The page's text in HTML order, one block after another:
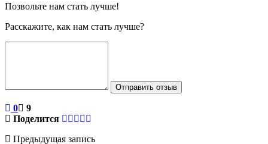
Позвольте нам стать лучше!
Расскажите, как нам стать лучше?
Отправить отзыв
0
9
Поделится
Предыдущая запись